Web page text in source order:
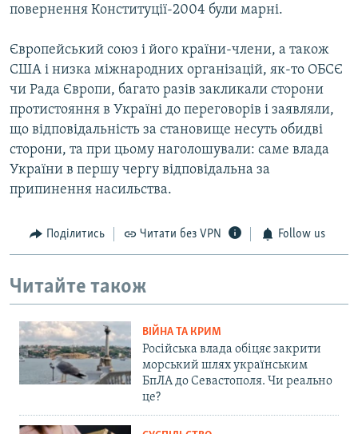
повернення Конституції-2004 були марні.
Європейський союз і його країни-члени, а також
США і низка міжнародних організацій, як-то ОБСЄ
чи Рада Європи, багато разів закликали сторони
протистояння в Україні до переговорів і заявляли,
що відповідальність за становище несуть обидві
сторони, та при цьому наголошували: саме влада
України в першу чергу відповідальна за
припинення насильства.
Поділитись Читати без VPN Follow us
Читайте також
ВІЙНА ТА КРИМ
Російська влада обіцяє закрити
морський шлях українським
БпЛА до Севастополя. Чи реально
це?